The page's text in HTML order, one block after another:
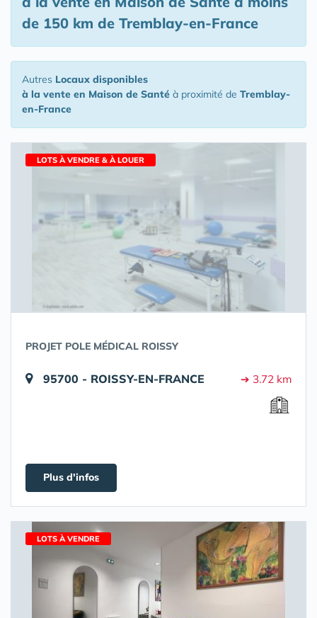
de 150 km de Tremblay-en-France
Autres Locaux disponibles
à la vente en Maison de Santé à proximité de Tremblay-
en-France
LOTS À VENDRE & À LOUER
PROJET POLE MÉDICAL ROISSY
95700 - ROISSY-EN-FRANCE ➔ 3.72 km
Plus d'infos
LOTS À VENDRE